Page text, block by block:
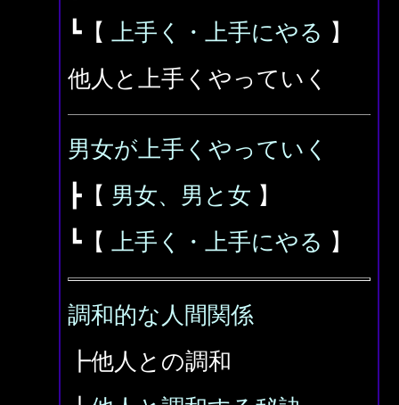
┗【 上手く・上手にやる 】
他人と上手くやっていく
男女が上手くやっていく
┣【 男女、男と女 】
┗【 上手く・上手にやる 】
調和的な人間関係
┣他人との調和